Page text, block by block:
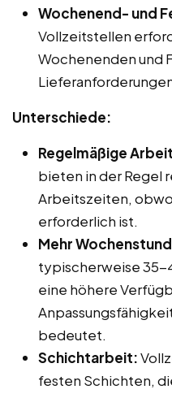
Wochenend- und
Vollzeitstellen
Wochenenden und
Unterschiede:
Regelmäßige
bieten in der Regel
Arbeitszeiten,
erforderlich ist.
Mehr
typischerweise 35-
eine höhere
bedeutet.
Schichtarbeit:
festen Schichten,